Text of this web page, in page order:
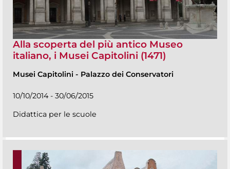
Alla scoperta del più antico Museo
italiano, i Musei Capitolini (1471)
Musei Capitolini - Palazzo dei Conservatori
10/10/2014 - 30/06/2015
Didattica per le scuole